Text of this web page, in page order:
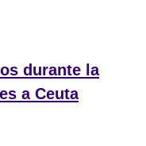
durante la
a Ceuta